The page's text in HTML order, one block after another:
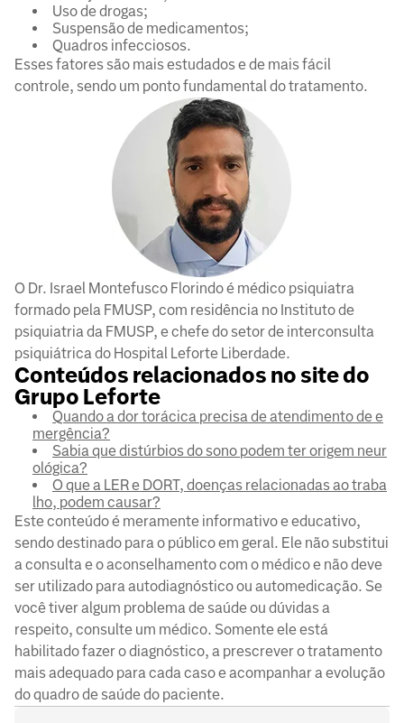
Uso de drogas;
Suspensão de medicamentos;
Quadros infecciosos.
Esses fatores são mais estudados e de mais fácil
controle, sendo um ponto fundamental do tratamento.
O Dr. Israel Montefusco Florindo é médico psiquiatra
formado pela FMUSP, com residência no Instituto de
psiquiatria da FMUSP, e chefe do setor de interconsulta
psiquiátrica do Hospital Leforte Liberdade.
Conteúdos relacionados no site do
Grupo Leforte
Quando a dor torácica precisa de atendimento de e
mergência?
Sabia que distúrbios do sono podem ter origem neur
ológica?
O que a LER e DORT, doenças relacionadas ao traba
lho, podem causar?
Este conteúdo é meramente informativo e educativo,
sendo destinado para o público em geral. Ele não substitui
a consulta e o aconselhamento com o médico e não deve
ser utilizado para autodiagnóstico ou automedicação. Se
você tiver algum problema de saúde ou dúvidas a
respeito, consulte um médico. Somente ele está
habilitado fazer o diagnóstico, a prescrever o tratamento
mais adequado para cada caso e acompanhar a evolução
do quadro de saúde do paciente.